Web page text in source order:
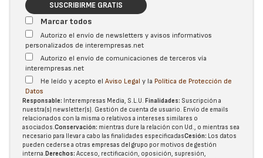
SUSCRIBIRME GRATIS
Marcar todos
Autorizo el envío de newsletters y avisos informativos
personalizados de interempresas.net
Autorizo el envío de comunicaciones de terceros vía
interempresas.net
He leído y acepto el Aviso Legal y la Política de Protección de
Datos
Responsable: Interempresas Media, S.L.U. Finalidades: Suscripción a
nuestra(s) newsletter(s). Gestión de cuenta de usuario. Envío de emails
relacionados con la misma o relativos a intereses similares o
asociados.Conservación: mientras dure la relación con Ud., o mientras sea
necesario para llevar a cabo las finalidades especificadasCesión: Los datos
pueden cederse a otras empresas del grupo por motivos de gestión
interna.Derechos: Acceso, rectificación, oposición, supresión,